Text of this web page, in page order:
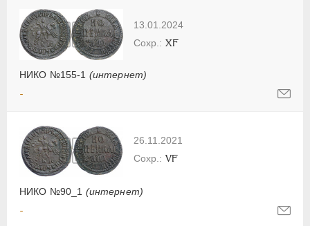
13.01.2024
НИКО №155-1 (интернет)
XF
-
26.11.2021
НИКО №90_1 (интернет)
VF
-